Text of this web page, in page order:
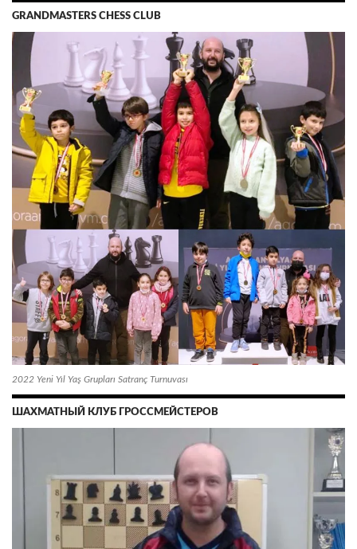
GRANDMASTERS CHESS CLUB
2022 Yeni Yıl Yaş Grupları Satranç Turnuvası
ШАХМАТНЫЙ КЛУБ ГРОССМЕЙСТЕРОВ